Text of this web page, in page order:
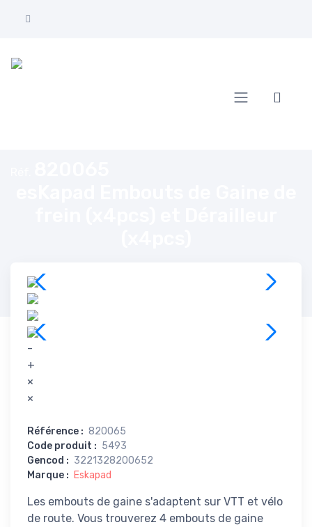
-
+
×
×
Référence : 820065
Code produit : 5493
Gencod : 3221328200652
Marque : Eskapad
Les embouts de gaine s'adaptent sur VTT et vélo
de route. Vous trouverez 4 embouts de gaine